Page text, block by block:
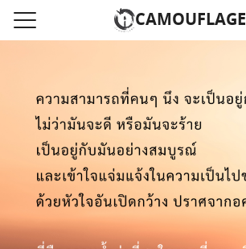
Skip
CAMOUFLAGE
ามคลิปเสียงธรรม
หลด MP3
งสือออนไลน์
ม